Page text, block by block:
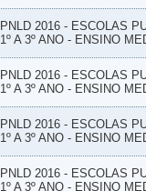
PNLD 2016 - ESCOLAS
1º A 3º ANO - ENSINO
PNLD 2016 - ESCOLAS
1º A 3º ANO - ENSINO
PNLD 2016 - ESCOLAS
1º A 3º ANO - ENSINO
PNLD 2016 - ESCOLAS
1º A 3º ANO - ENSINO